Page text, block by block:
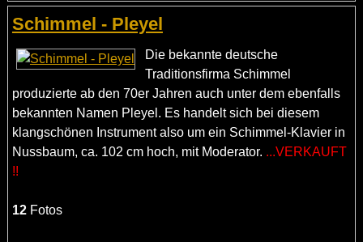
Schimmel - Pleyel
Die bekannte deutsche
Traditionsfirma Schimmel
produzierte ab den 70er Jahren auch unter dem ebenfalls
bekannten Namen Pleyel. Es handelt sich bei diesem
klangschönen Instrument also um ein Schimmel-Klavier in
Nussbaum, ca. 102 cm hoch, mit Moderator. ...VERKAUFT
!!
12Fotos